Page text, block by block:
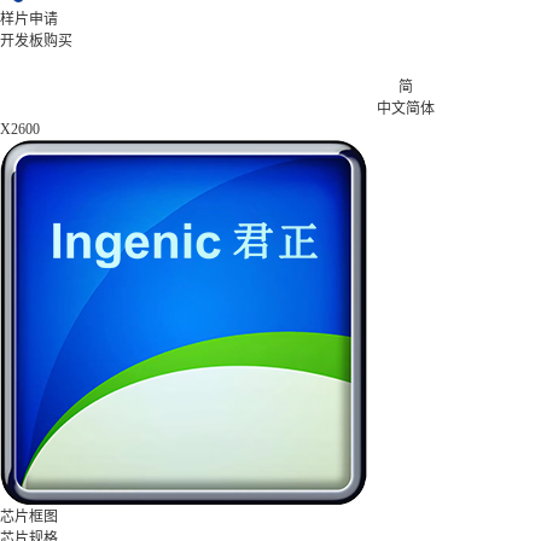
样片申请
开发板购买
简
中文简体
X2600
芯片框图